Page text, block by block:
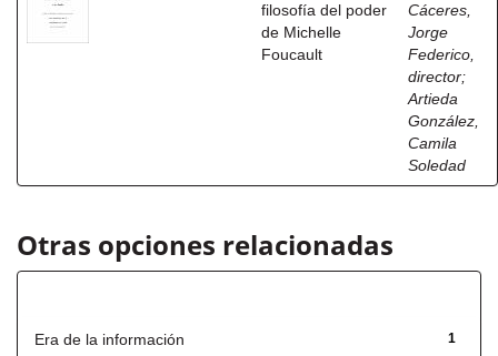
filosofía del poder
de Michelle
Foucault
Cáceres,
Jorge
Federico,
director;
Artieda
González,
Camila
Soledad
Otras opciones relacionadas
1
Era de la información